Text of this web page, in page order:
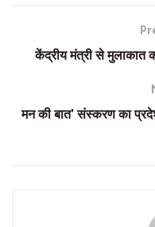
केंद्रीय मंत्री से मुलाकात
मन की बात’ संस्करण का